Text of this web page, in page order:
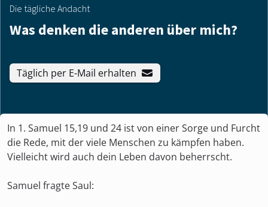
Die tägliche Andacht
Was denken die anderen über mich?
Täglich per E-Mail erhalten
In 1. Samuel 15,19 und 24 ist von einer Sorge und Furcht
die Rede, mit der viele Menschen zu kämpfen haben.
Vielleicht wird auch dein Leben davon beherrscht.
Samuel fragte Saul: